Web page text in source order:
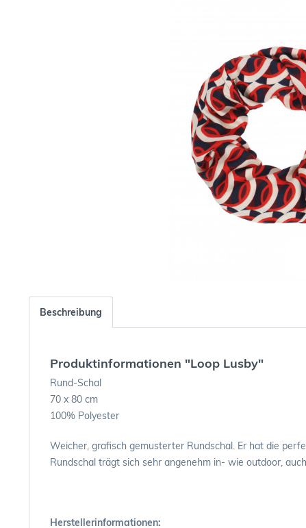
Beschreibung
Produktinformationen "Loop Lusby"
Rund-Schal
70 x 80 cm
100% Polyester
Weicher, grafisch gemusterter Rundschal. Er hat die
Rundschal trägt sich sehr angenehm in- wie outdoor,
Herstellerinformationen: